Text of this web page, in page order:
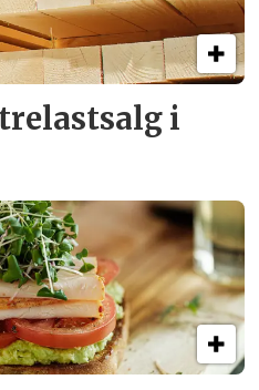
trelastsalg i